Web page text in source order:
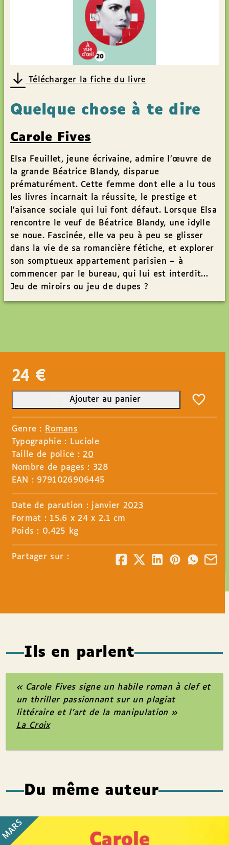
Télécharger la fiche du livre
Quelque chose à te dire
Carole Fives
Elsa Feuillet, jeune écrivaine, admire l’œuvre de
la grande Béatrice Blandy, disparue
prématurément. Cette femme dont elle a lu tous
les livres incarnait la réussite, le prestige et
l’aisance sociale qui lui font défaut. Lorsque Elsa
rencontre le veuf de Béatrice Blandy, une idylle
se noue. Fascinée, elle va peu à peu se glisser
dans la vie de sa romancière fétiche, et explorer
son somptueux appartement parisien – à
commencer par le bureau, qui lui est interdit…
Jeu de miroirs ou jeu de dupes ?
24 €
Ajouter au panier
Genre : Romans
Typographie : Luciole
Taille de police : 20
Nombre de pages : 328
EAN : 9791026906445
Date de parution : janvier 2023
Format : 15.6 x 24 x 2.1 cm
Poids : 0.425 kg
Partager sur :
Ils en parlent
« Carole Fives signe un habile roman à clef et
un thriller passionnant sur un plagiat
littéraire et l’art de la manipulation »
La Croix
Du même auteur
MARS